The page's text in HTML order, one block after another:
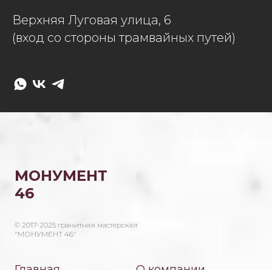
Верхняя Луговая улица, 6
(вход со стороны трамвайных путей)
МОНУМЕНТ
46
© 2017-2025 гранитная мастерская
"МОНУМЕНТ 46"